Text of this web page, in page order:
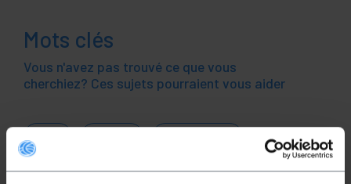
Mots clés
Vous n'avez pas trouvé ce que vous
cherchiez? Ces sujets pourraient vous aider
Câble USB Adaptateur USB